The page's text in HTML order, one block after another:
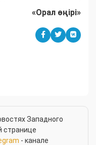
«Орал өңірі»
Западного
странице
- канале